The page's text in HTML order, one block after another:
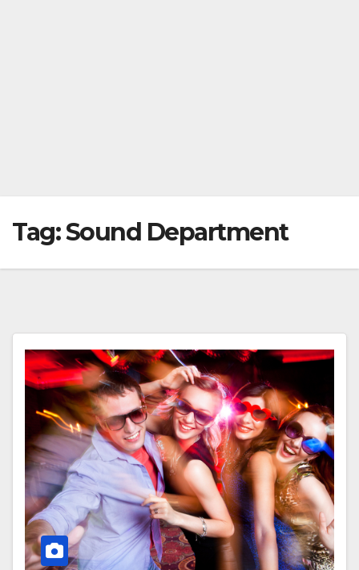
Tag:Sound Department